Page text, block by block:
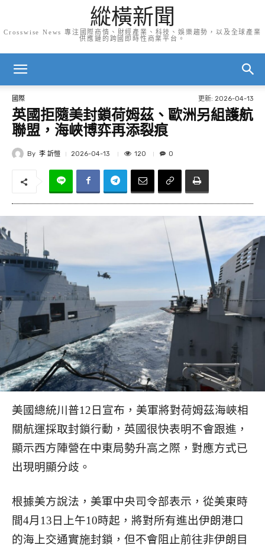
縱橫新聞
Crosswise News 專注國際商情、財經產業、科技、娛樂趨勢，以及全球產業
供應鏈的跨國即時性商業平台。
國際 更新: 2026-04-13
英國拒隨美封鎖荷姆茲、歐洲另組護航
聯盟，海峽博弈再添裂痕
By 李 訢愷 2026-04-13 120 0
美國總統川普12日宣布，美軍將對荷姆茲海峽相
關航運採取封鎖行動，英國很快表明不會跟進，
顯示西方陣營在中東局勢升高之際，對應方式已
出現明顯分歧。
根據美方說法，美軍中央司令部表示，從美東時
間4月13日上午10時起，將對所有進出伊朗港口
的海上交通實施封鎖，但不會阻止前往非伊朗目